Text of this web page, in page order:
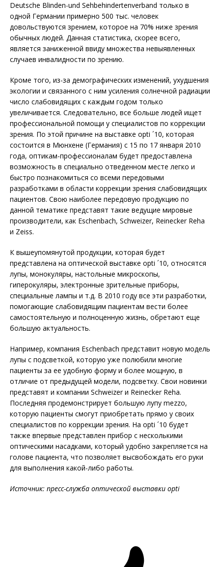
Deutsche Blinden-und Sehbehindertenverband только в
одной Германии примерно 500 тыс. человек
довольствуются зрением, которое на 70% ниже зрения
обычных людей. Данная статистика, скорее всего,
является заниженной ввиду множества невыявленных
случаев инвалидности по зрению.
Кроме того, из-за демографических изменений, ухудшения
экологии и связанного с ним усиления солнечной радиации
число слабовидящих с каждым годом только
увеличивается. Следовательно, все больше людей ищет
профессиональной помощи у специалистов по коррекции
зрения. По этой причине на выставке opti ´10, которая
состоится в Мюнхене (Германия) с 15 по 17 января 2010
года, оптикам-профессионалам будет предоставлена
возможность в специально отведенном месте легко и
быстро познакомиться со всеми передовыми
разработками в области коррекции зрения слабовидящих
пациентов. Свою наиболее передовую продукцию по
данной тематике представят такие ведущие мировые
производители, как Eschenbach, Schweizer, Reinecker Reha
и Zeiss.
К вышеупомянутой продукции, которая будет
представлена на оптической выставке opti ´10, относятся
лупы, монокуляры, настольные микроскопы,
гиперокуляры, электронные зрительные приборы,
специальные лампы и т.д. В 2010 году все эти разработки,
помогающие слабовидящим пациентам вести более
самостоятельную и полноценную жизнь, обретают еще
большую актуальность.
Например, компания Eschenbach представит новую модель
лупы с подсветкой, которую уже полюбили многие
пациенты за ее удобную форму и более мощную, в
отличие от предыдущей модели, подсветку. Свои новинки
представят и компании Schweizer и Reinecker Reha.
Последняя продемонстрирует большую лупу mezzo,
которую пациенты смогут приобретать прямо у своих
специалистов по коррекции зрения. На opti ´10 будет
также впервые представлен прибор с несколькими
оптическими насадками, который удобно закрепляется на
голове пациента, что позволяет высвобождать его руки
для выполнения какой-либо работы.
Источник: пресс-служба оптической выставки opti